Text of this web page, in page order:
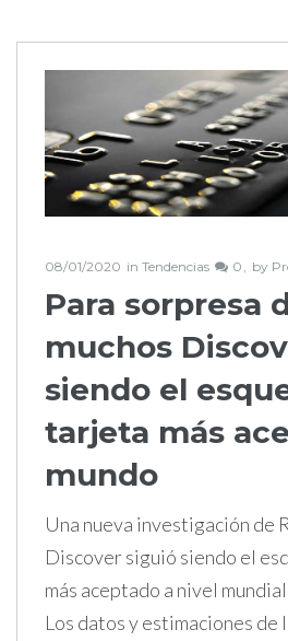
08/01/2020 in Tendencias 0 by
Para sorpresa
muchos
siendo el
tarjeta más
mundo
Una nueva investigación de
Discover siguió siendo el
más aceptado a nivel
Los datos y estimaciones de